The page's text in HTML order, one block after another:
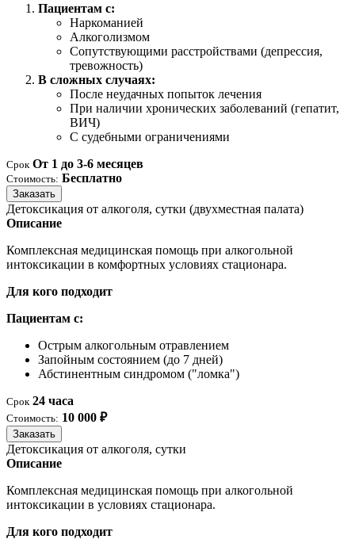
Пациентам с:
Наркоманией
Алкоголизмом
Сопутствующими расстройствами (депрессия,
тревожность)
В сложных случаях:
После неудачных попыток лечения
При наличии хронических заболеваний (гепатит,
ВИЧ)
С судебными ограничениями
Срок От 1 до 3-6 месяцев
Стоимость: Бесплатно
Заказать
Детоксикация от алкоголя, сутки (двухместная палата)
Описание
Комплексная медицинская помощь при алкогольной
интоксикации в комфортных условиях стационара.
Для кого подходит
Пациентам с:
Острым алкогольным отравлением
Запойным состоянием (до 7 дней)
Абстинентным синдромом ("ломка")
Срок 24 часа
Стоимость: 10 000 ₽
Заказать
Детоксикация от алкоголя, сутки
Описание
Комплексная медицинская помощь при алкогольной
интоксикации в условиях стационара.
Для кого подходит